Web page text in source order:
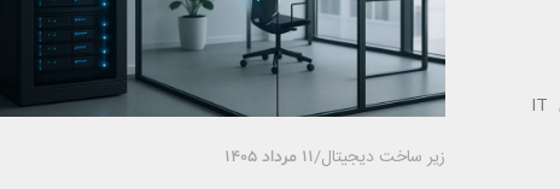
در مجله اینترنتی هینزا می‌توانید به آخرین دانستنی های IT
زیر ساخت دیجیتال/11 مرداد 1405